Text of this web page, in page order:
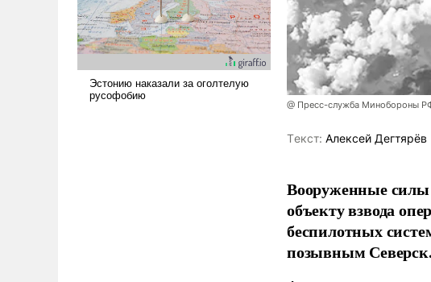
идеей.
@ Пресс-служба Минобороны
Tекст: Алексей Дегтярёв
Вооруженные силы
объекту взвода
беспилотных
позывным Северск.